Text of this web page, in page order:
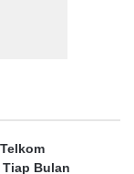
Tiap Bulan